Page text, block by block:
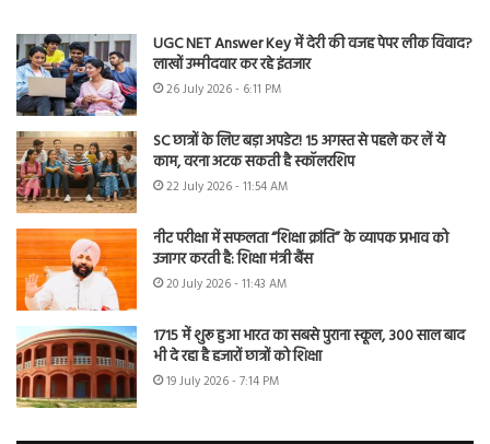
UGC NET Answer Key में देरी की वजह पेपर लीक विवाद?
लाखों उम्मीदवार कर रहे इंतजार
26 July 2026 - 6:11 PM
SC छात्रों के लिए बड़ा अपडेट! 15 अगस्त से पहले कर लें ये
काम, वरना अटक सकती है स्कॉलरशिप
22 July 2026 - 11:54 AM
नीट परीक्षा में सफलता “शिक्षा क्रांति” के व्यापक प्रभाव को
उजागर करती है: शिक्षा मंत्री बैंस
20 July 2026 - 11:43 AM
1715 में शुरू हुआ भारत का सबसे पुराना स्कूल, 300 साल बाद
भी दे रहा है हजारों छात्रों को शिक्षा
19 July 2026 - 7:14 PM